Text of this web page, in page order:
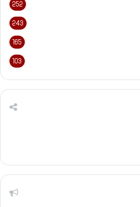
252
243
165
103